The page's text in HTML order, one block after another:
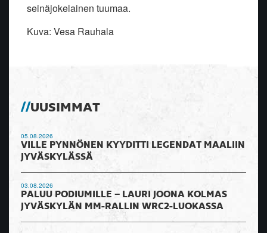
seinäjokelainen tuumaa.
Kuva: Vesa Rauhala
UUSIMMAT
05.08.2026
VILLE PYNNÖNEN KYYDITTI LEGENDAT MAALIIN
JYVÄSKYLÄSSÄ
03.08.2026
PALUU PODIUMILLE – LAURI JOONA KOLMAS
JYVÄSKYLÄN MM-RALLIN WRC2-LUOKASSA